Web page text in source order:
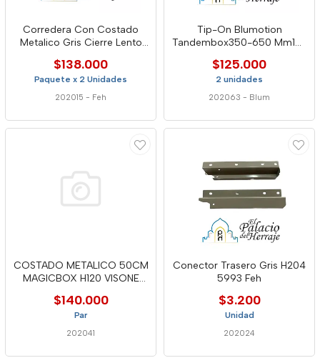
Corredera Con Costado
Metalico Gris Cierre Lento
$138.000
Paquete x 2 Unidades
202015 - Feh
Tip-On Blumotion
Tandembox350-650 Mm15-
$125.000
2 unidades
202063 - Blum
COSTADO METALICO 50CM
MAGICBOX H120 VISONE
$140.000
Par
202041
Conector Trasero Gris H204
5993 Feh
$3.200
Unidad
202024